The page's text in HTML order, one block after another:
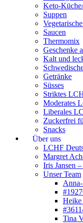
Keto-
Suppen
Saucen
Thermomix
Geschenke
Kalt und
Getränke
Süsses
Striktes
Moderates
Liberales
Zuckerfrei
Snacks
Über uns
LCHF
Margret
Iris Jansen
Unser Team
Heike
Tina